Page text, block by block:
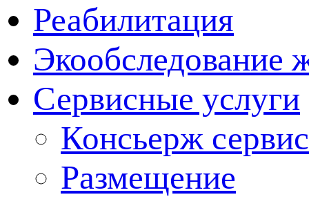
Реабилитация
Экообследование
Сервисные услуги
Консьерж сервис
Размещение